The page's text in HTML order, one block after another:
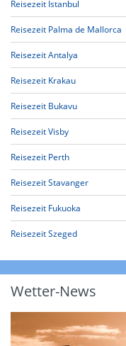
Reisezeit Istanbul
Reisezeit Palma de Mallorca
Reisezeit Antalya
Reisezeit Krakau
Reisezeit Bukavu
Reisezeit Visby
Reisezeit Perth
Reisezeit Stavanger
Reisezeit Fukuoka
Reisezeit Szeged
Wetter-News